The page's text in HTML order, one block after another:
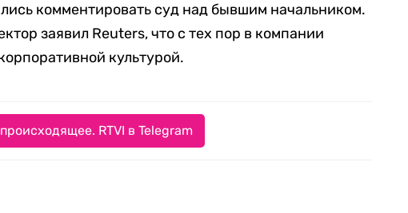
комментировать суд над бывшим начальником.
заявил Reuters, что с тех пор в компании
культурой.
RTVI в Telegram